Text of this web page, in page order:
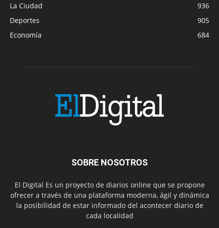
La Ciudad
936
Deportes
905
Economía
684
SOBRE NOSOTROS
El Digital Es un proyecto de diarios online que se propone
ofrecer a través de una plataforma moderna, ágil y dinámica
la posibilidad de estar informado del acontecer diario de
cada localidad